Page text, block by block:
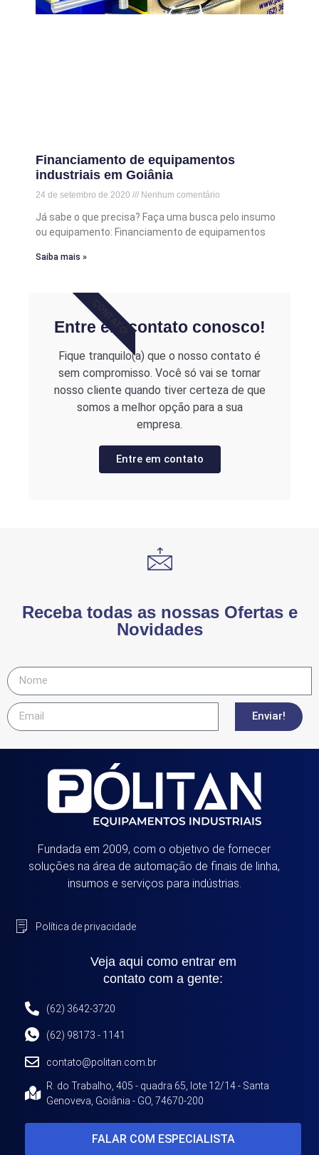
Financiamento de equipamentos
industriais em Goiânia
24 de setembro de 2020 Nenhum comentário
Já sabe o que precisa? Faça uma busca pelo insumo
ou equipamento: Financiamento de equipamentos
Saiba mais »
Entre em contato conosco!
Fique tranquilo(a) que o nosso contato é
sem compromisso. Você só vai se tornar
nosso cliente quando tiver certeza de que
somos a melhor opção para a sua
empresa.
Entre em contato
CONTATO!
Receba todas as nossas Ofertas e
Novidades
Enviar!
Fundada em 2009, com o objetivo de fornecer
soluções na área de automação de finais de linha,
insumos e serviços para indústrias.
Política de privacidade
Veja aqui como entrar em
contato com a gente:
(62) 3642-3720
(62) 98173 - 1141
contato@politan.com.br
R. do Trabalho, 405 - quadra 65, lote 12/14 - Santa
Genoveva, Goiânia - GO, 74670-200
FALAR COM ESPECIALISTA